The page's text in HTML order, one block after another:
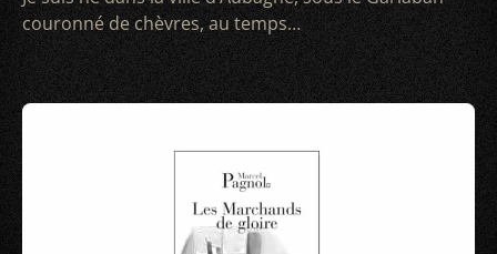
couronné de chèvres, au temps…